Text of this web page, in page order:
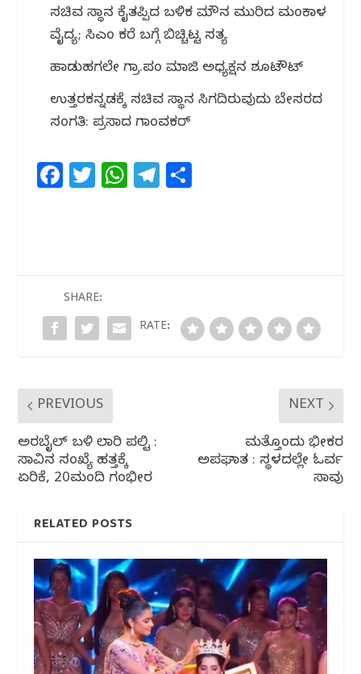
ಸಚಿವ ಸ್ಥಾನ ಕೈತಪ್ಪಿದ ಬಳಿಕ ಮೌನ ಮುರಿದ ಮಂಕಾಳ
ವೈದ್ಯ; ಸಿಎಂ ಕರೆ ಬಗ್ಗೆ ಬಿಚ್ಚಿಟ್ಟ ಸತ್ಯ
ಹಾಡುಹಗಲೇ ಗ್ರಾ.ಪಂ ಮಾಜಿ ಅಧ್ಯಕ್ಷನ ಶೂಟೌಟ್
ಉತ್ತರಕನ್ನಡಕ್ಕೆ ಸಚಿವ ಸ್ಥಾನ ಸಿಗದಿರುವುದು ಬೇಸರದ
ಸಂಗತಿ: ಪ್ರಸಾದ ಗಾಂವಕರ್
F
b
o
T
r
W
A
p
T
ra
SHARE:
RATE:
PREVIOUS
ಅರಬೈಲ್ ಬಳಿ ಲಾರಿ ಪಲ್ಟಿ :
ಸಾವಿನ ಸಂಖ್ಯೆ ಹತ್ತಕ್ಕೆ
ಏರಿಕೆ, 20ಮಂದಿ ಗಂಭೀರ
NEXT
ಮತ್ತೊಂದು ಭೀಕರ‌
ಅಪಘಾತ : ಸ್ಥಳದಲ್ಲೇ‌‌‌ ಓರ್ವ
ಸಾವು
RELATED POSTS